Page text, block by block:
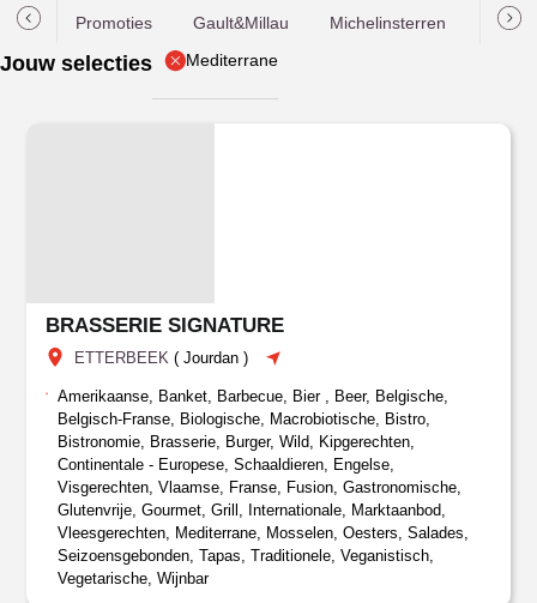
Promoties Gault&Millau Michelinsterren
Jouw selecties Mediterrane
BRASSERIE SIGNATURE
ETTERBEEK (Jourdan )
Amerikaanse, Banket, Barbecue, Bier , Beer, Belgische,
Belgisch-Franse, Biologische, Macrobiotische, Bistro,
Bistronomie, Brasserie, Burger, Wild, Kipgerechten,
Continentale - Europese, Schaaldieren, Engelse,
Visgerechten, Vlaamse, Franse, Fusion, Gastronomische,
Glutenvrije, Gourmet, Grill, Internationale, Marktaanbod,
Vleesgerechten, Mediterrane, Mosselen, Oesters, Salades,
Seizoensgebonden, Tapas, Traditionele, Veganistisch,
Vegetarische, Wijnbar